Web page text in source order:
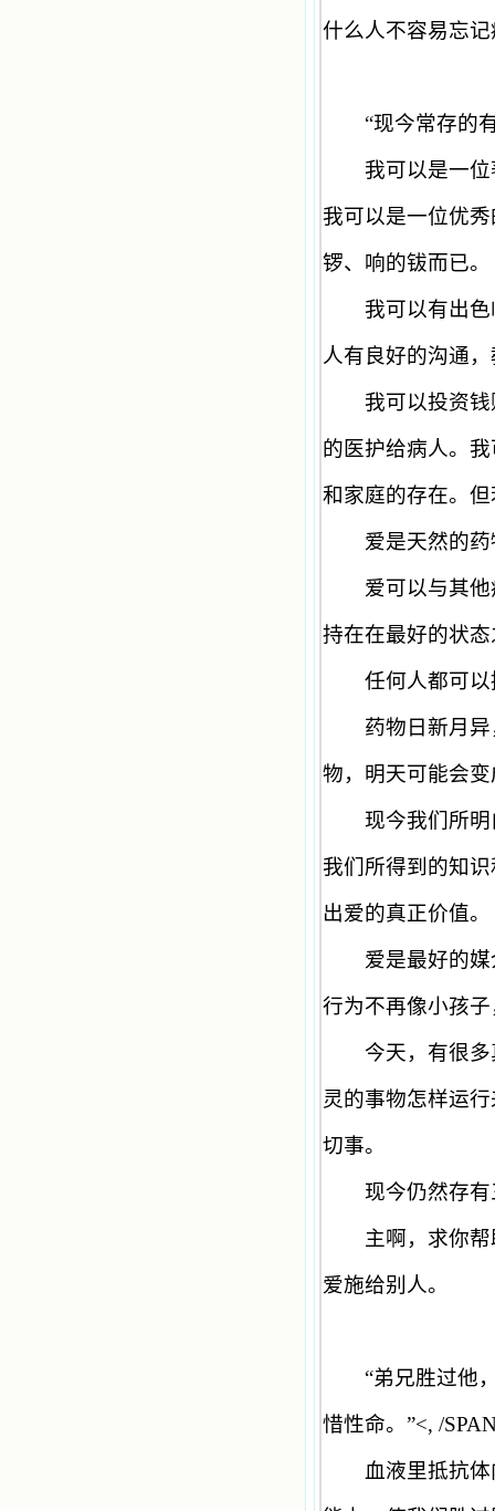
什么人不容易忘
“现今常存的
我可以是一位
我可以是一位优
锣、响的钹而已。
我可以有出色
人有良好的沟通
我可以投资钱
的医护给病人。
和家庭的存在。
爱是天然的药
爱可以与其他
持在在最好的状
任何人都可以
药物日新月异
物，明天可能会
现今我们所明
我们所得到的知
出爱的真正价值。
爱是最好的媒
行为不再像小孩
今天，有很多
灵的事物怎样运
切事。
现今仍然存有
主啊，求你帮
爱施给别人。
“弟兄胜过他
惜性命。 ”<, /
血液里抵抗体